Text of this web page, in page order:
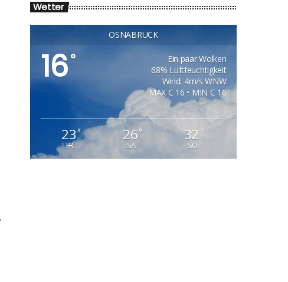
Wetter
OSNABRÜCK
16°
Ein paar Wolken
68% Luftfeuchtigkeit
Wind: 4m/s WNW
MAX C 16 • MIN C 16
23°
FR
26°
SA
32 °
SO